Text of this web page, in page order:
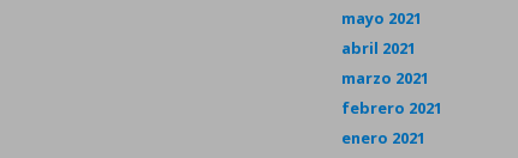
mayo 2021
abril 2021
marzo 2021
febrero 2021
enero 2021